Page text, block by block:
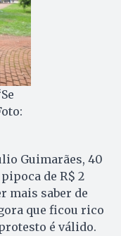
Guimarães, 40
de R$ 2
mais saber de
que ficou rico
é válido.